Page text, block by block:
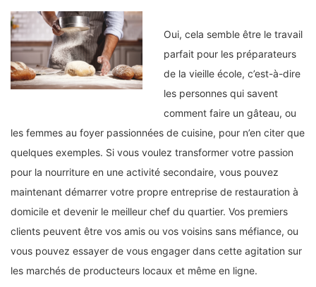
Oui, cela semble être le travail
parfait pour les préparateurs
de la vieille école, c’est-à-dire
les personnes qui savent
comment faire un gâteau, ou
les femmes au foyer passionnées de cuisine, pour n’en citer que
quelques exemples. Si vous voulez transformer votre passion
pour la nourriture en une activité secondaire, vous pouvez
maintenant démarrer votre propre entreprise de restauration à
domicile et devenir le meilleur chef du quartier. Vos premiers
clients peuvent être vos amis ou vos voisins sans méfiance, ou
vous pouvez essayer de vous engager dans cette agitation sur
les marchés de producteurs locaux et même en ligne.